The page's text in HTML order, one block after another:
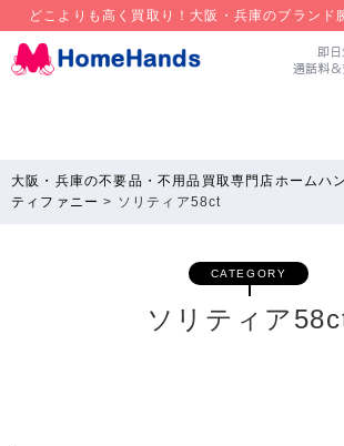
どこよりも高く買取り！大阪・兵庫のブランド
大阪・兵庫の不要品・不用品買取専門店ホームハ
ティファニー > ソリティア58ct
CATEGORY
ソリティア